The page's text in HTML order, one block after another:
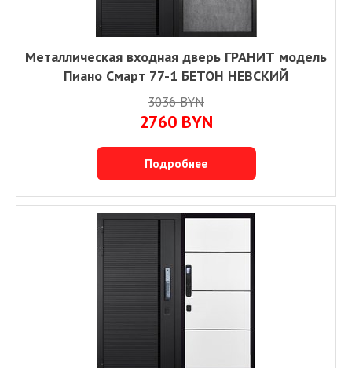
Металлическая входная дверь ГРАНИТ модель
Пиано Смарт 77-1 БЕТОН НЕВСКИЙ
3036 BYN
2760 BYN
Подробнее